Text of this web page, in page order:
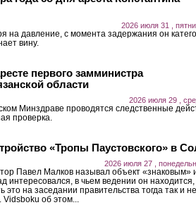
2026 июля 31 ,
на давление, с момента задержания он
вину.
первого замминистра
области
2026 июля 29 ,
Минздраве проводятся следственные
проверка.
«Тропы Паустовского» в
2026 июля 27 ,
Павел Малков называл объект «знаковым»
интересовался, в чьем ведении он
это на заседании правительства тогда так и не
Vidsboku об этом...